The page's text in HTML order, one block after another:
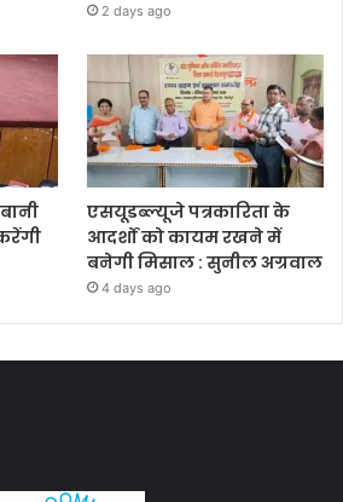
2 days ago
एसयूडब्ल्यूजे पत्रकारिता के
आदर्शों को कायम रखने में
बनेगी मिसाल : सुनील अग्रवाल
4 days ago